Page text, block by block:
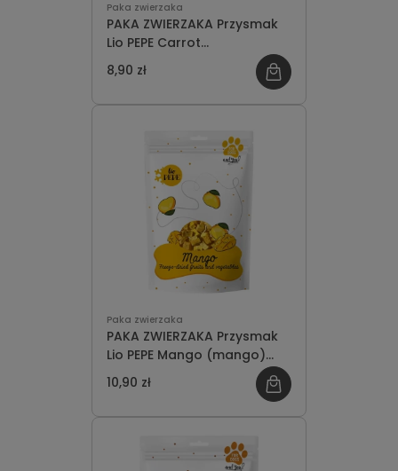
Paka zwierzaka
PAKA ZWIERZAKA Przysmak
Lio PEPE Carrot
(marchewka) 25g
8,90 zł
Paka zwierzaka
PAKA ZWIERZAKA Przysmak
Lio PEPE Mango (mango)
20g
10,90 zł